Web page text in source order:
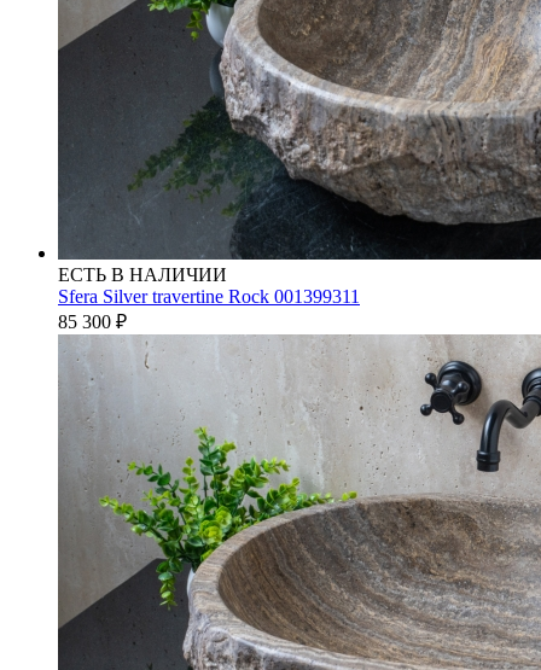
ЕСТЬ В НАЛИЧИИ
Sfera Silver travertine Rock 001399311
85 300 ₽